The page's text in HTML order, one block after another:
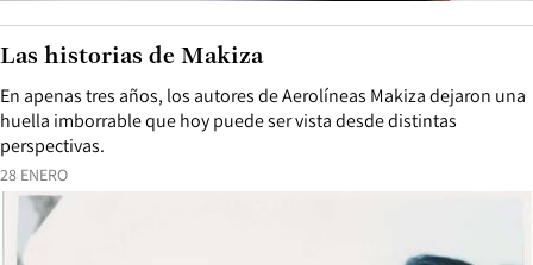
28 ENERO
En apenas tres años, los autores de Aerolíneas Makiza dejaron una
huella imborrable que hoy puede ser vista desde distintas
perspectivas.
Las historias de Makiza